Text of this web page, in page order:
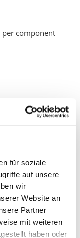
für soziale
auf unsere
wir
Website an
Partner
mit weiteren
haben oder
component
Cookies,